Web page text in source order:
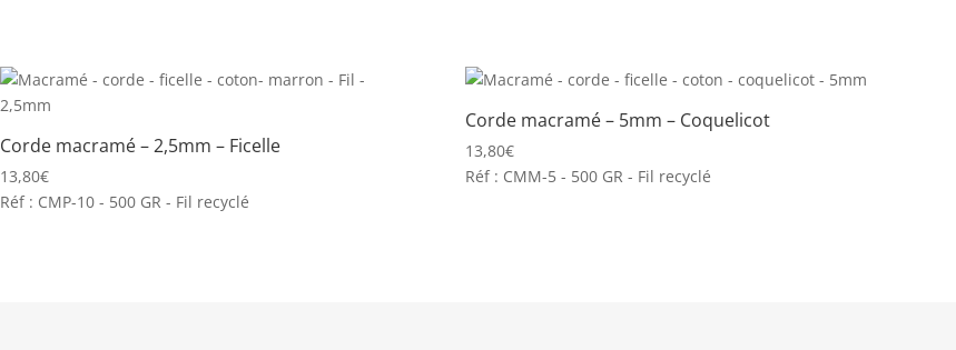
Corde macramé – 2,5mm – Ficelle
13,80€
Réf : CMP-10 - 500 GR - Fil recyclé
Corde macramé – 5mm – Coquelicot
13,80€
Réf : CMM-5 - 500 GR - Fil recyclé